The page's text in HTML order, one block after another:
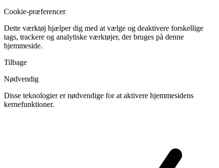
Cookie-præferencer
Dette værktøj hjælper dig med at vælge og deaktivere forskellige
tags, trackere og analytiske værktøjer, der bruges på denne
hjemmeside.
Tilbage
Nødvendig
Disse teknologier er nødvendige for at aktivere hjemmesidens
kernefunktioner.